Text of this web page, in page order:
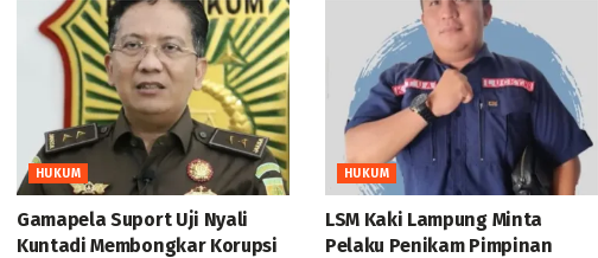
HUKUM
Gamapela Suport Uji Nyali
Kuntadi Membongkar Korupsi
HUKUM
LSM Kaki Lampung Minta
Pelaku Penikam Pimpinan